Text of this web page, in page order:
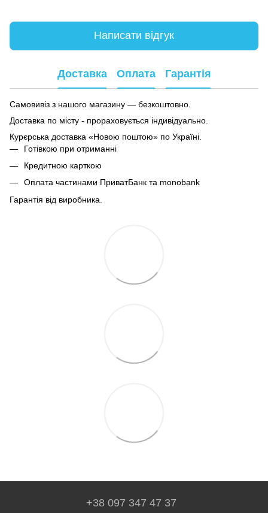
Написати відгук
Доставка Оплата Гарантія
Самовивіз з нашого магазину — безкоштовно.
Доставка по місту - прораховується індивідуально.
Курєрська доставка «Новою поштою» по Україні.
Готівкою при отриманні
Кредитною карткою
Оплата частинами ПриватБанк та monobank
Гарантія від виробника.
+38 097 347 47 37